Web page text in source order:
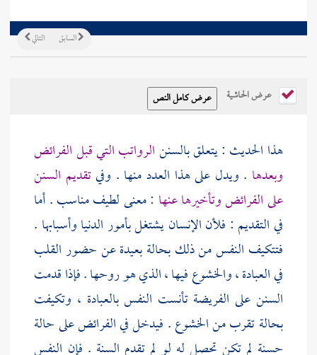
التالي السابق
عرض الحاشية
هذا الحديث : يتعلق بالسننالرواتب التي قبل الفرائض
وبعدها . ويدل على هذا العدد منها . وفيتقديم السنن
على الفرائض وتأخيرها عنها : معنى لطيف مناسب . أما
في التقديم : فلأن الإنسان يشتغل بأمور الدنيا وأسبابها .
فتتكيف النفس من ذلك بحالة بعيدة عن حضور القلب
في العبادة ، والخشوع فيها ، الذي هو روحها . فإذا قدمت
السنن على الفريضة تأنست النفس بالعبادة ، وتكيفت
بحالة تقرب من الخشوع . فيدخل في الفرائض على حالة
حسنة لم تكن تحصل له لو لم تقدم السنة . فإن النفس